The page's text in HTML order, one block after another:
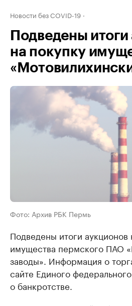
Новости без COVID-19
Подведены
на покупку
Фото: Архив РБК Пермь
Подведены итоги
имущества пермского ПАО
заводы». Информация о
сайте Единого
о банкротстве.